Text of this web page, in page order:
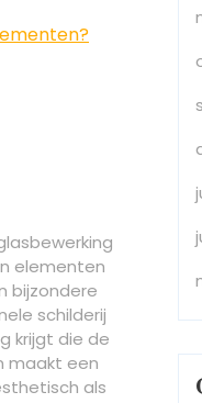
elementen
bijzondere
schilderij
krijgt die de
maakt een
als